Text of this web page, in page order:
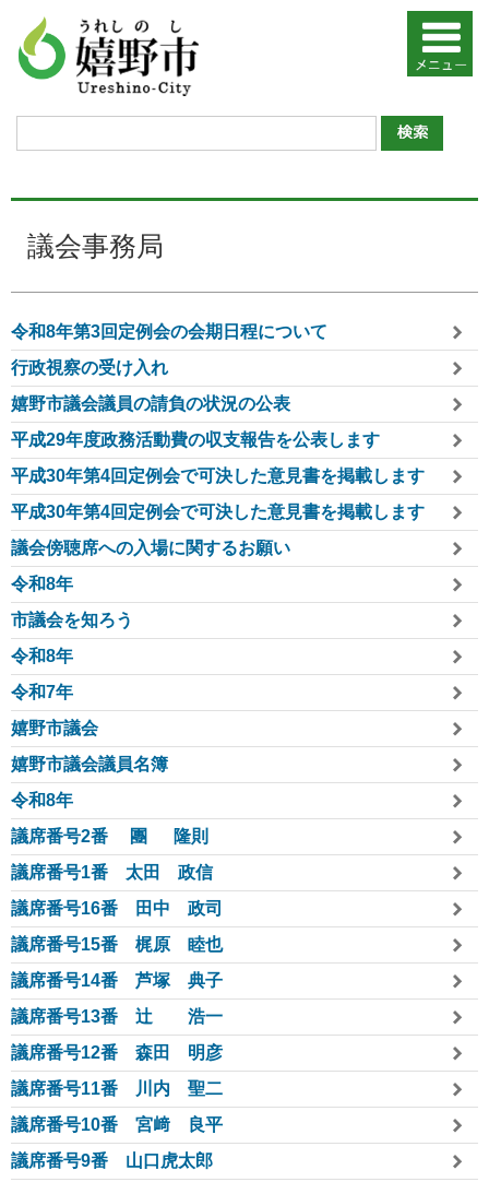
議会事務局
令和8年第3回定例会の会期日程について
行政視察の受け入れ
嬉野市議会議員の請負の状況の公表
平成29年度政務活動費の収支報告を公表します
平成30年第4回定例会で可決した意見書を掲載します
平成30年第4回定例会で可決した意見書を掲載します
議会傍聴席への入場に関するお願い
令和8年
市議会を知ろう
令和8年
令和7年
嬉野市議会
嬉野市議会議員名簿
令和8年
議席番号2番 團 隆則
議席番号1番 太田 政信
議席番号16番 田中 政司
議席番号15番 梶原 睦也
議席番号14番 芦塚 典子
議席番号13番 辻 浩一
議席番号12番 森田 明彦
議席番号11番 川内 聖二
議席番号10番 宮﨑 良平
議席番号9番 山口虎太郎